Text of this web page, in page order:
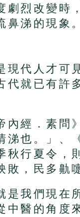
劇烈改變時
鼻涕的現象。
現代人才可
代就已有許
內經．素問
涕也。」、
秋行夏令，
敗，民多鼽
是我們現在
中醫的角度